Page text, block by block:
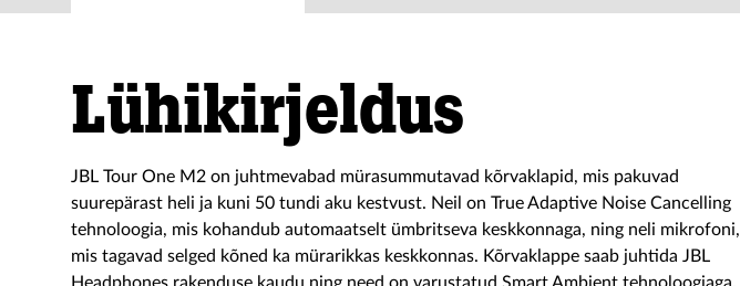
Lühikirjeldus
JBL Tour One M2 on juhtmevabad mürasummutavad kõrvaklapid, mis pakuvad
suurepärast heli ja kuni 50 tundi aku kestvust. Neil on True Adaptive Noise Cancelling
tehnoloogia, mis kohandub automaatselt ümbritseva keskkonnaga, ning neli mikrofoni,
mis tagavad selged kõned ka mürarikkas keskkonnas. Kõrvaklappe saab juhtida JBL